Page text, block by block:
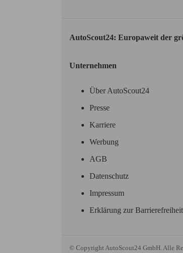
AutoScout24: Europaweit der
Unternehmen
Über AutoScout24
Presse
Karriere
Werbung
AGB
Datenschutz
Impressum
Erklärung zur Barrierefreiheit
© CopyrightAutoScout24 GmbH. Alle